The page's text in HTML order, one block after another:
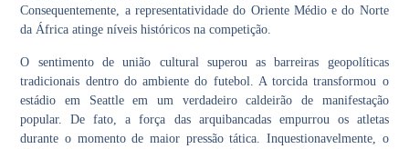
Consequentemente, a representatividade do Oriente Médio e do Norte
da África atinge níveis históricos na competição.
O sentimento de união cultural superou as barreiras geopolíticas
tradicionais dentro do ambiente do futebol. A torcida transformou o
estádio em Seattle em um verdadeiro caldeirão de manifestação
popular. De fato, a força das arquibancadas empurrou os atletas
durante o momento de maior pressão tática. Inquestionavelmente, o